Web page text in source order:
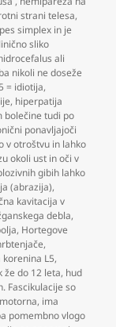
strani telesa,
simplex in je
sliko
ali
nikoli ne doseže
= idiotija,
, hiperpatija
bolečine tudi po
ponavljajoči
v otroštvu in lahko
okoli ust in oči v
gibih lahko
(abrazija),
kavitacija v
debla,
, Hortegove
,
L5,
že do 12 leta, hud
Fascikulacije so
, ima
pomembno vlogo